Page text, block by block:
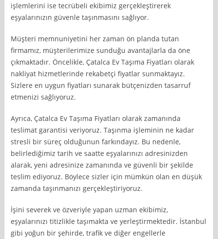
işlemlerini ise tecrübeli ekibimiz gerçekleştirerek
eşyalarınızın güvenle taşınmasını sağlıyor.
Müşteri memnuniyetini her zaman ön planda tutan
firmamız, müşterilerimize sunduğu avantajlarla da öne
çıkmaktadır. Öncelikle, Çatalca Ev Taşıma Fiyatları olarak
nakliyat hizmetlerinde rekabetçi fiyatlar sunmaktayız.
Sizlere en uygun fiyatları sunarak bütçenizden tasarruf
etmenizi sağlıyoruz.
Ayrıca, Çatalca Ev Taşıma Fiyatları olarak zamanında
teslimat garantisi veriyoruz. Taşınma işleminin ne kadar
stresli bir süreç olduğunun farkındayız. Bu nedenle,
belirlediğimiz tarih ve saatte eşyalarınızı adresinizden
alarak, yeni adresinize zamanında ve güvenli bir şekilde
teslim ediyoruz. Böylece sizler için mümkün olan en düşük
zamanda taşınmanızı gerçekleştiriyoruz.
İşini severek ve özveriyle yapan uzman ekibimiz,
eşyalarınızı titizlikle taşımakta ve yerleştirmektedir. İstanbul
gibi yoğun bir şehirde, trafik ve diğer engellerle